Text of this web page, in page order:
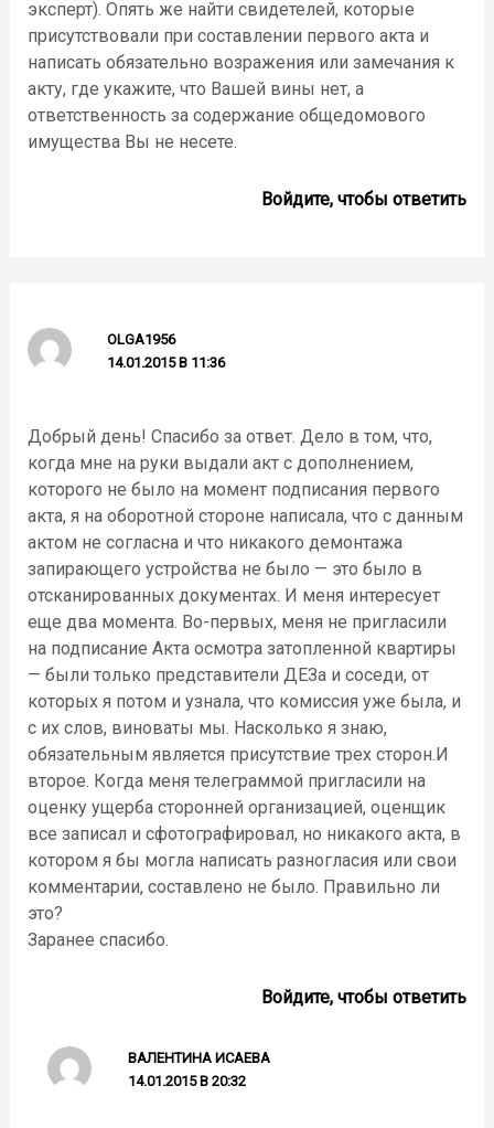
эксперт). Опять же найти свидетелей, которые
присутствовали при составлении первого акта и
написать обязательно возражения или замечания к
акту, где укажите, что Вашей вины нет, а
ответственность за содержание общедомового
имущества Вы не несете.
Войдите, чтобы ответить
OLGA1956
14.01.2015 В 11:36
Добрый день! Спасибо за ответ. Дело в том, что,
когда мне на руки выдали акт с дополнением,
которого не было на момент подписания первого
акта, я на оборотной стороне написала, что с данным
актом не согласна и что никакого демонтажа
запирающего устройства не было — это было в
отсканированных документах. И меня интересует
еще два момента. Во-первых, меня не пригласили
на подписание Акта осмотра затопленной квартиры
— были только представители ДЕЗа и соседи, от
которых я потом и узнала, что комиссия уже была, и
с их слов, виноваты мы. Насколько я знаю,
обязательным является присутствие трех сторон.И
второе. Когда меня телеграммой пригласили на
оценку ущерба сторонней организацией, оценщик
все записал и сфотографировал, но никакого акта, в
котором я бы могла написать разногласия или свои
комментарии, составлено не было. Правильно ли
это?
Заранее спасибо.
Войдите, чтобы ответить
ВАЛЕНТИНА ИСАЕВА
14.01.2015 В 20:32